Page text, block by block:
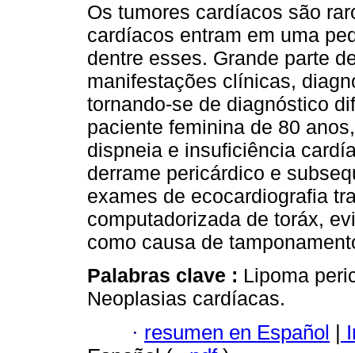
Os tumores cardíacos são
cardíacos entram em uma
dentre esses. Grande parte
manifestações clínicas,
tornando-se de diagnóstico
paciente feminina de 80
dispneia e insuficiência
derrame pericárdico e
exames de ecocardiografia
computadorizada de toráx,
como causa de
Palabras clave : Lipoma
Neoplasias cardíacas.
· resumen en Español |